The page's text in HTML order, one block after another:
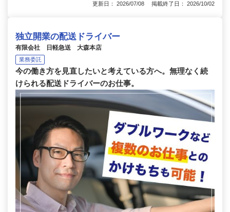
更新日： 2026/07/08 掲載終了日： 2026/10/02
独立開業の配送ドライバー
有限会社 日軽急送 大森本店
業務委託
今の働き方を見直したいと考えている方へ。無理なく続
けられる配送ドライバーのお仕事。